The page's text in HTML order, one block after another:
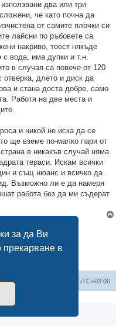
за да Ви
прекарване в
два или три
че като почна да
от самите плочки си
лайсни по ръбовете са
накриво, тоест някъде
с вода, има дупки и т.н.
в случая са повече от 120
отверка, длето и диск да
и стана доста добре, само
Работя на две места и
и никой не иска да се
ще вземе по-малко пари от
в никакъв случай няма
тераси. Искам всички
и същ нюанс и всичко да
Възможно ли е да намеря
работа без да ми съдерат
1от1
времена са според UTC+03:00